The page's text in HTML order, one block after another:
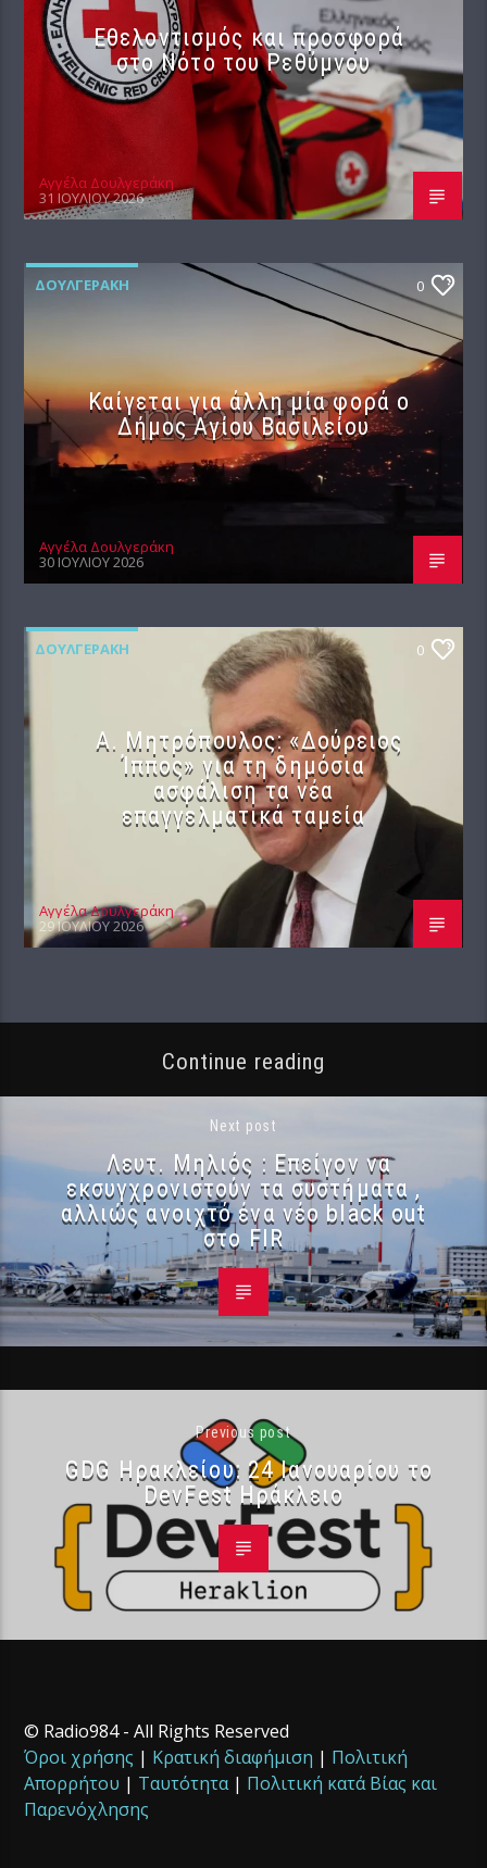
Εθελοντισμός και προσφορά
στο Νότο του Ρεθύμνου
Αγγέλα Δουλγεράκη
31 ΙΟΥΛΊΟΥ 2026
ΔΟΥΛΓΕΡΆΚΗ 0
Καίγεται για άλλη μία φορά ο
Δήμος Αγίου Βασιλείου
Αγγέλα Δουλγεράκη
30 ΙΟΥΛΊΟΥ 2026
ΔΟΥΛΓΕΡΆΚΗ 0
Α. Μητρόπουλος: «Δούρειος
Ίππος» για τη δημόσια
ασφάλιση τα νέα
επαγγελματικά ταμεία
Αγγέλα Δουλγεράκη
29 ΙΟΥΛΊΟΥ 2026
Continue reading
Next post
Λευτ. Μηλιός : Επείγον να
εκσυγχρονιστούν τα συστήματα ,
αλλιώς ανοιχτό ένα νέο black out
στο FIR
Previous post
GDG Ηρακλείου: 24 Ιανουαρίου το
DevFest Ηράκλειο
© Radio984 - All Rights Reserved
Όροι χρήσης | Κρατική διαφήμιση | Πολιτική
Απορρήτου | Ταυτότητα| Πολιτική κατά Βίας και
Παρενόχλησης